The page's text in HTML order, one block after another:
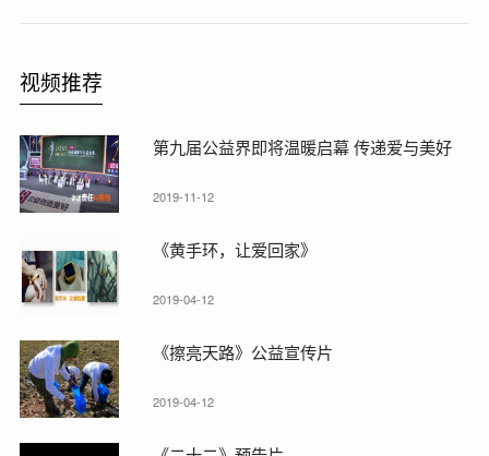
视频推荐
第九届公益界即将温暖启幕 传递爱与美好
2019-11-12
《黄手环，让爱回家》
2019-04-12
《擦亮天路》公益宣传片
2019-04-12